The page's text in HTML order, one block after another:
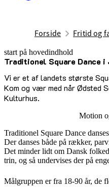
Forside Fritid og
start på hovedindhold
Traditionel Square Dance
Vi er et af landets største
Kom og vær med når Ødsted
Kulturhus.
senest opdateret 29. juni 2026
Motion
Traditionel Square Dance
Der danses både på rækker,
Det minder lidt om Dansk
trin, og så undervises der på
Målgruppen er fra 18-90 år, de